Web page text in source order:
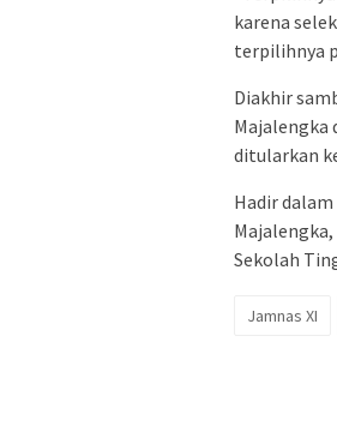
karena
terpilihnya
Diakhir
Majalengka
ditularkan
Hadir
Sekolah
Jamnas XI